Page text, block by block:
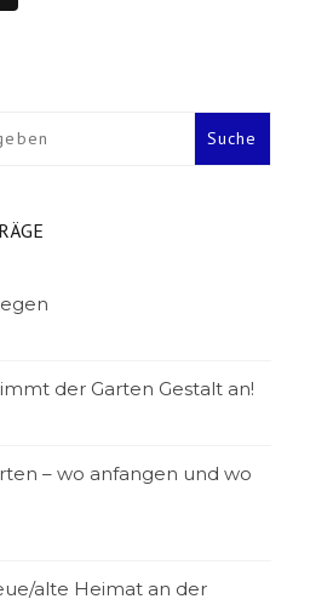
der Garten Gestalt an!
– wo anfangen und wo
alte Heimat an der